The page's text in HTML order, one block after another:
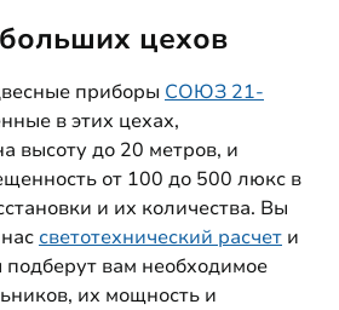
цехов
приборы СОЮЗ 21-
в этих цехах,
высоту до 20 метров, и
от 100 до 500 люкс в
и их количества. Вы
светотехнический расчет и
вам необходимое
их мощность и